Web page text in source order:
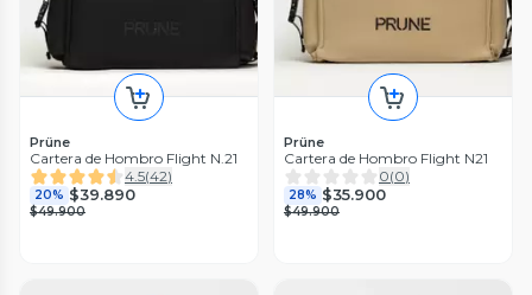
Prüne
Cartera de Hombro Flight N.21
4.5(42)
20% $39.890
$49.900
Prüne
Cartera de Hombro Flight N21
0(0)
28% $35.900
$49.900